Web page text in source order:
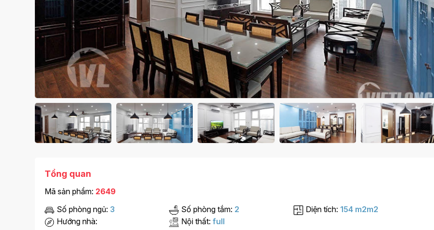
Tổng quan
Mã sản phẩm: 2649
Số phòng ngủ: 3 Số phòng tắm: 2 Diện tích: 154 m2m2
Hướng nhà:
Nội thất: full